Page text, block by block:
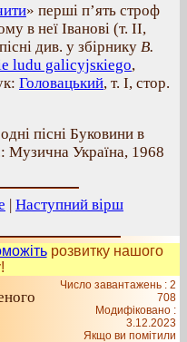
» перші п’ять строф
в неї Іванові (т. II,
див. у збірнику В.
ludu gаlісуjsкіеgо,
Головацький, т. І, стор.
пісні Буковини в
Музична Україна, 1968
| Наступний вірш
розвитку нашого
Число завантажень : 2
708
Модифіковано :
3.12.2023
Якщо ви помітили